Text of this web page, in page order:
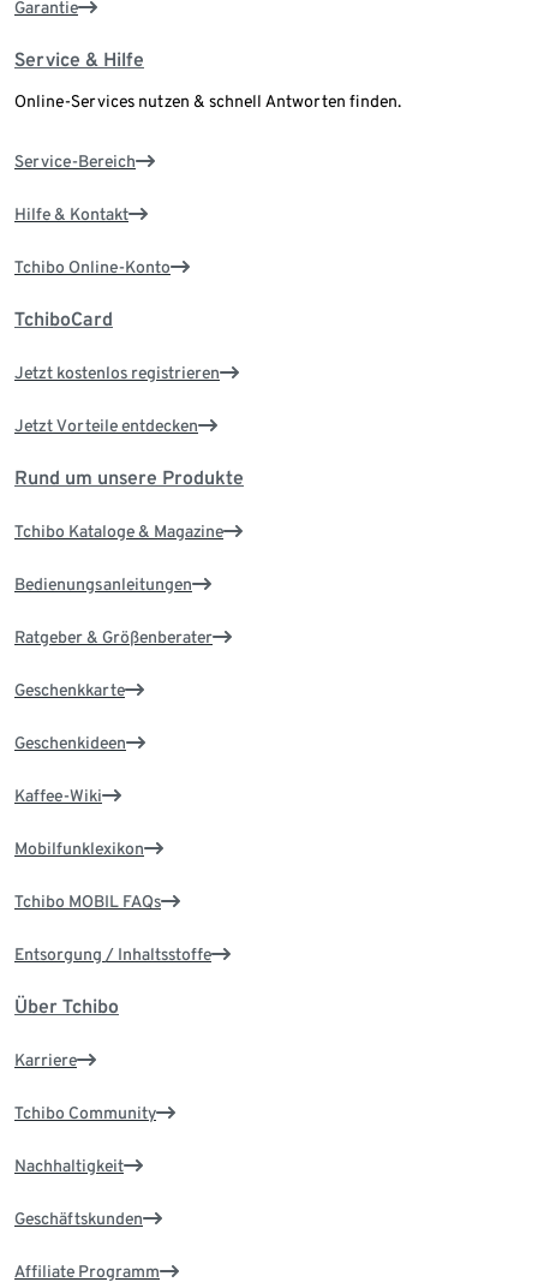
Garantie
Service & Hilfe
Online-Services nutzen & schnell Antworten finden.
Service-Bereich
Hilfe & Kontakt
Tchibo Online-Konto
TchiboCard
Jetzt kostenlos registrieren
Jetzt Vorteile entdecken
Rund um unsere Produkte
Tchibo Kataloge & Magazine
Bedienungsanleitungen
Ratgeber & Größenberater
Geschenkkarte
Geschenkideen
Kaffee-Wiki
Mobilfunklexikon
Tchibo MOBIL FAQs
Entsorgung / Inhaltsstoffe
Über Tchibo
Karriere
Tchibo Community
Nachhaltigkeit
Geschäftskunden
Affiliate Programm